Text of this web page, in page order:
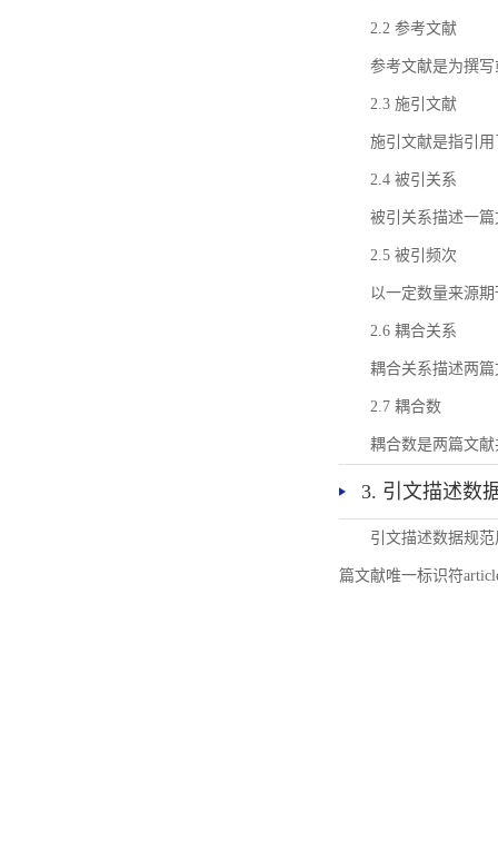
2.2 参考文献
参考文献是为撰
2.3 施引文献
施引文献是指引
2.4 被引关系
被引关系描述一
2.5 被引频次
以一定数量来源
2.6 耦合关系
耦合关系描述两
2.7 耦合数
耦合数是两篇文
3. 引文描述数
引文描述数据规
篇文献唯一标识符